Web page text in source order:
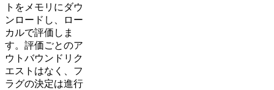
トをメモリにダウ
ンロードし、ロー
カルで評価しま
す。評価ごとのア
ウトバウンドリク
エストはなく、フ
ラグの決定は進行